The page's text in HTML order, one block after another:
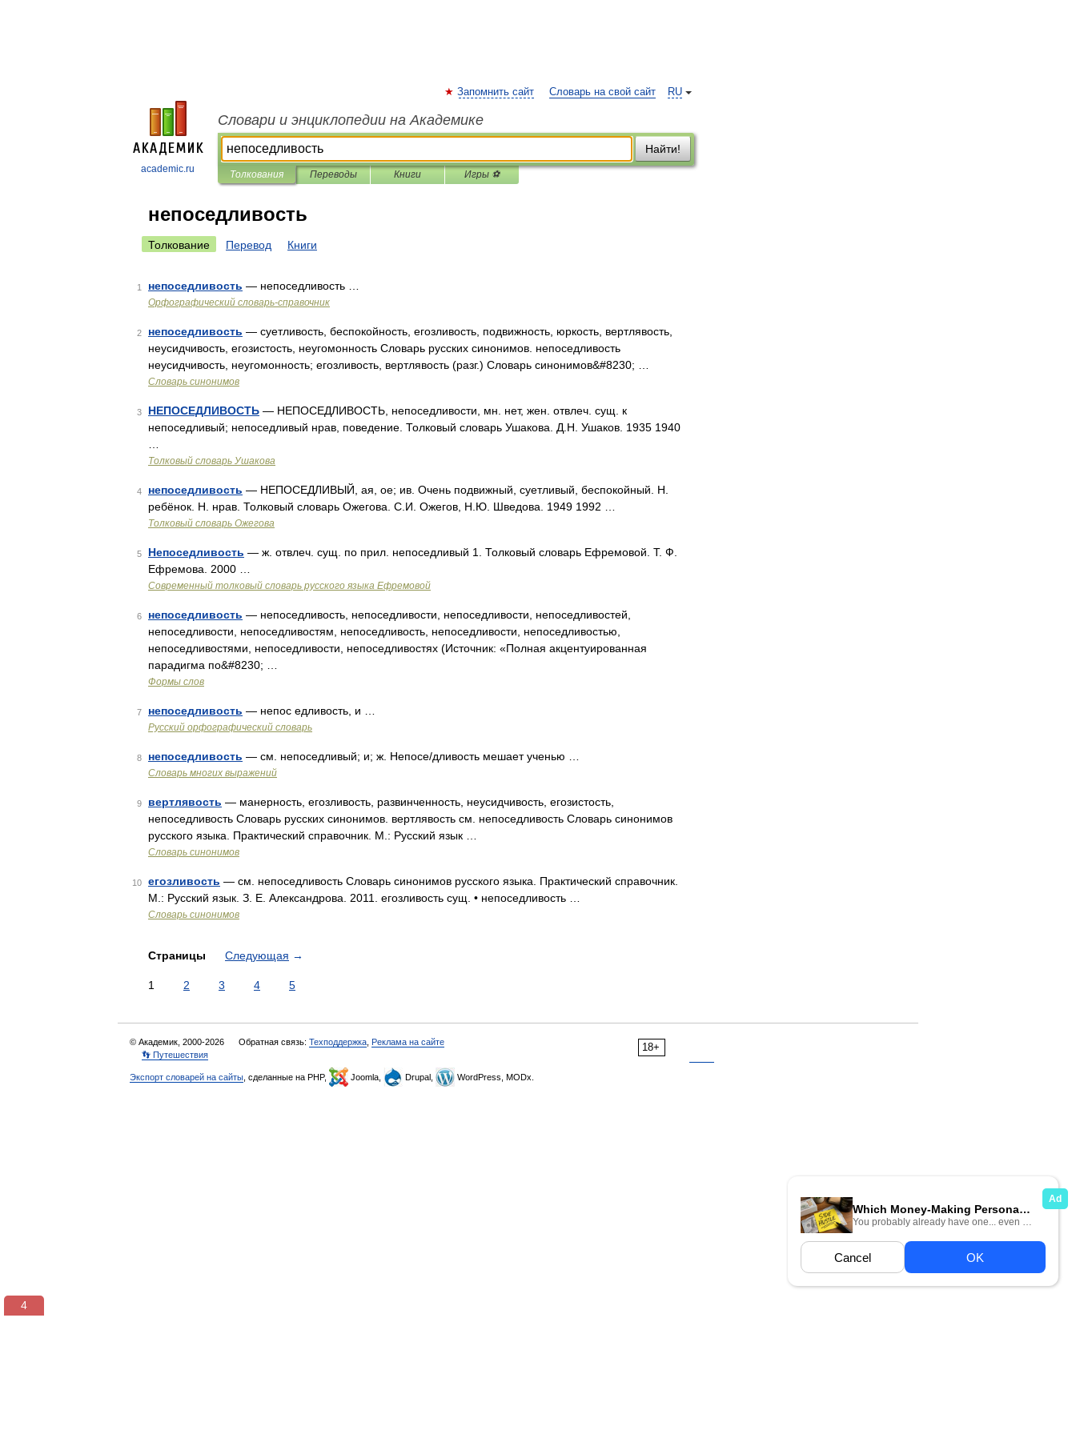
academic.ru
RU
Запомнить сайт Словарь на свой сайт
Словари и энциклопедии на Академике
Найти!
Толкования Переводы Книги Игры ⚽
непоседливость
Толкование Перевод Книги
1 непоседливость — непоседливость …
Орфографический словарь-справочник
2 непоседливость — суетливость, беспокойность, егозливость, подвижность, юркость, вертлявость,
неусидчивость, егозистость, неугомонность Словарь русских синонимов. непоседливость
неусидчивость, неугомонность; егозливость, вертлявость (разг.) Словарь синонимов&#8230; …
Словарь синонимов
3 НЕПОСЕДЛИВОСТЬ — НЕПОСЕДЛИВОСТЬ, непоседливости, мн. нет, жен. отвлеч. сущ. к
непоседливый; непоседливый нрав, поведение. Толковый словарь Ушакова. Д.Н. Ушаков. 1935 1940
Толковый словарь Ушакова
4 непоседливость — НЕПОСЕДЛИВЫЙ, ая, ое; ив. Очень подвижный, суетливый, беспокойный. Н.
ребёнок. Н. нрав. Толковый словарь Ожегова. С.И. Ожегов, Н.Ю. Шведова. 1949 1992 …
Толковый словарь Ожегова
5 Непоседливость — ж. отвлеч. сущ. по прил. непоседливый 1. Толковый словарь Ефремовой. Т. Ф.
Ефремова. 2000 …
Современный толковый словарь русского языка Ефремовой
6 непоседливость — непоседливость, непоседливости, непоседливости, непоседливостей,
непоседливости, непоседливостям, непоседливость, непоседливости, непоседливостью,
непоседливостями, непоседливости, непоседливостях (Источник: «Полная акцентуированная
парадигма по&#8230; …
Формы слов
7 непоседливость — непос едливость, и …
Русский орфографический словарь
8 непоседливость — см. непоседливый; и; ж. Непосе/дливость мешает ученью …
Словарь многих выражений
9 вертлявость — манерность, егозливость, развинченность, неусидчивость, егозистость,
непоседливость Словарь русских синонимов. вертлявость см. непоседливость Словарь синонимов
русского языка. Практический справочник. М.: Русский язык …
Словарь синонимов
10 егозливость — см. непоседливость Словарь синонимов русского языка. Практический справочник.
М.: Русский язык. З. Е. Александрова. 2011. егозливость сущ. • непоседливость …
Словарь синонимов
Страницы Следующая →
1 2 3 4 5
18+
© Академик, 2000-2026 Обратная связь: Техподдержка Реклама на сайте
👣 Путешествия
Экспорт словарей на сайты , сделанные на PHP, Joomla, Drupal, WordPress, MODx.
3